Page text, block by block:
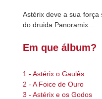
Astérix deve a sua força
do druida Panoramix...
Em que álbum?
1 - Astérix o Gaulês
2 - A Foice de Ouro
3 - Astérix e os Godos